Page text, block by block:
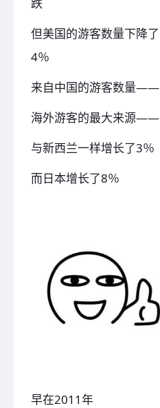
但美国的游客数量下降了
4％
来自中国的游客数量——
海外游客的最大来源——
与新西兰一样增长了3％
而日本增长了8％
早在2011年